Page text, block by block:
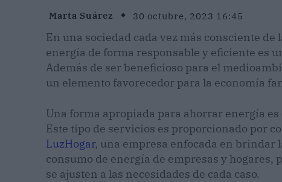
Marta Suárez 30 octubre, 2023 16:45
En una sociedad cada vez más consciente
energía de forma responsable y eficiente es
Además de ser beneficioso para el
un elemento favorecedor para la economía
Una forma apropiada para ahorrar energía
Este tipo de servicios es proporcionado por
LuzHogar, una empresa enfocada en
consumo de energía de empresas y
se ajusten a las necesidades de cada caso.